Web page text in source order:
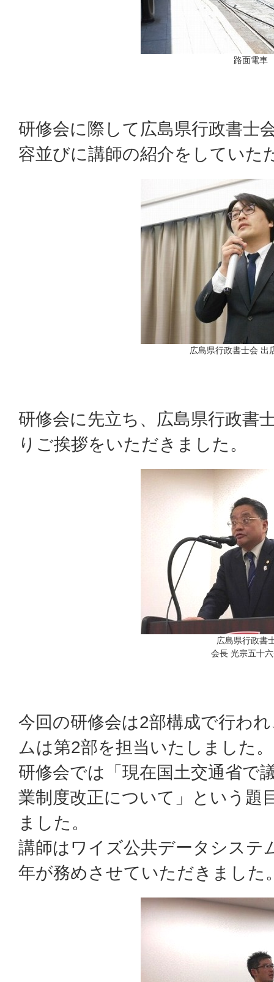
路面電車
研修会に際して広島県行政書士
容並びに講師の紹介をしていた
広島県行政書士会 出
研修会に先立ち、広島県行政書
りご挨拶をいただきました。
広島県行政書
会長 光宗五十
今回の研修会は2部構成で行わ
ムは第2部を担当いたしました。
研修会では「現在国土交通省で
業制度改正について」という題
ました。
講師はワイズ公共データシステ
年が務めさせていただきました